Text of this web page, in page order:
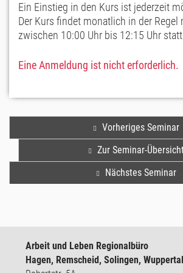
Ein Einstieg in den Kurs ist jederzeit
Der Kurs findet monatlich in der Regel
zwischen 10:00 Uhr bis 12:15 Uhr
Eine Anmeldung ist nicht erforderlich.
Vorheriges Seminar
Zur Seminar-Übersicht
Nächstes Seminar
Arbeit und Leben Regionalbüro
Hagen, Remscheid, Solingen, Wuppertal